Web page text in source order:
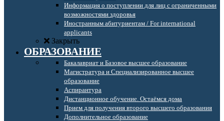
Информация о поступлении для лиц с ограниченными
возможностями здоровья
Иностранным абитуриентам / For international
applicants
Закрыть
ОБРАЗОВАНИЕ
Бакалавриат и Базовое высшее образование
Магистратура и Специализированное высшее
образование
Аспирантура
Дистанционное обучение. Остаёмся дома
Прием для получения второго высшего образования
Дополнительное образование